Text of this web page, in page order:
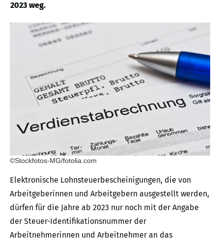
2023 weg.
©Stockfotos-MG/fotolia.com
Elektronische Lohnsteuerbescheinigungen, die von
Arbeitgeberinnen und Arbeitgebern ausgestellt werden,
dürfen für die Jahre ab 2023 nur noch mit der Angabe
der Steuer-Identifikationsnummer der
Arbeitnehmerinnen und Arbeitnehmer an das